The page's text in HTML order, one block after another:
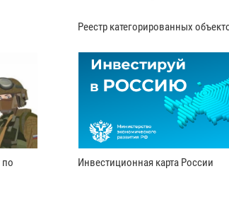
Реестр категорированных
по
Инвестиционная карта России